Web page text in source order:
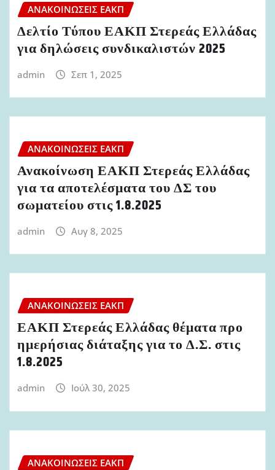
ΑΝΑΚΟΙΝΏΣΕΙΣ ΕΑΚΠ
Δελτίο Τύπου ΕΑΚΠ Στερεάς Ελλάδας
για δηλώσεις συνδικαλιστών 2025
admin Σεπ 1, 2025
ΑΝΑΚΟΙΝΏΣΕΙΣ ΕΑΚΠ
Ανακοίνωση ΕΑΚΠ Στερεάς Ελλάδας
για τα αποτελέσματα του ΔΣ του
σωματείου στις 1.8.2025
admin Αυγ 8, 2025
ΑΝΑΚΟΙΝΏΣΕΙΣ ΕΑΚΠ
ΕΑΚΠ Στερεάς Ελλάδας θέματα προ
ημερήσιας διάταξης για το Δ.Σ. στις
1.8.2025
admin Ιούλ 30, 2025
ΑΝΑΚΟΙΝΏΣΕΙΣ ΕΑΚΠ